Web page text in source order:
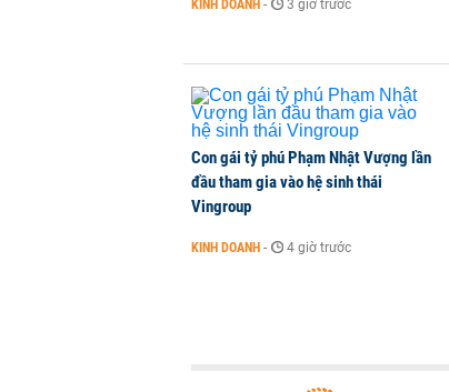
KINH DOANH - 3 giờ trước
Con gái tỷ phú Phạm Nhật Vượng lần
đầu tham gia vào hệ sinh thái
Vingroup
KINH DOANH - 4 giờ trước